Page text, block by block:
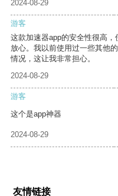
2024-08-29
游客
这款加速器app的安全性很高
放心。我以前使用过一些其他
情况，这让我非常担心。
2024-08-29
游客
这个是app神器
2024-08-29
友情链接